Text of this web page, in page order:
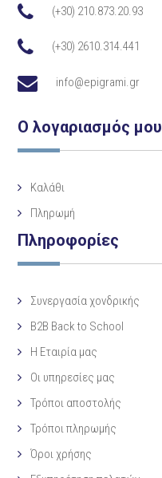
(+30) 210.873.20.93
(+30) 2610.314.441
info@epigrami.gr
Ο λογαριασμός μου
Καλάθι
Πληρωμή
Πληροφορίες
Συνεργασία χονδρικής
B2B Back to School
Η Eταιρία μας
Οι υπηρεσίες μας
Τρόποι αποστολής
Τρόποι πληρωμής
Όροι χρήσης